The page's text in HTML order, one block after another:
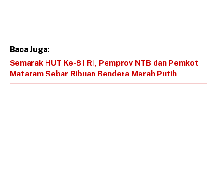
Baca Juga:
Semarak HUT Ke-81 RI, Pemprov NTB dan Pemkot
Mataram Sebar Ribuan Bendera Merah Putih